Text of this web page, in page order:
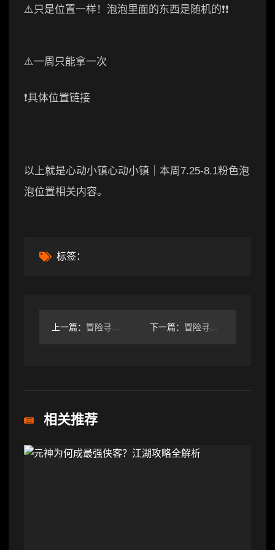
⚠️只是位置一样！泡泡里面的东西是随机的❗️❗️
⚠️一周只能拿一次
❗️具体位置链接
以上就是心动小镇心动小镇｜本周7.25-8.1粉色泡
泡位置相关内容。
标签：
上一篇： 冒险寻宝然后打败魔王【4牧完结版】全队0命，19个boss附 下一篇： 冒险寻宝然后打败魔王【攻略】S6 喂到萌新嘴里的 dot 四
相关推荐